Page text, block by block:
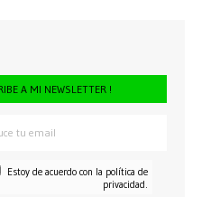
A MI NEWSLETTER !
Estoy de acuerdo con la política de
privacidad.